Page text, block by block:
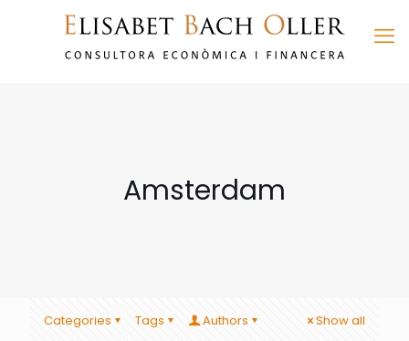
Amsterdam
Categories Tags Authors Show all